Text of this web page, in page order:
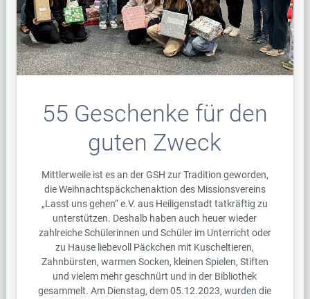
55 Geschenke für den
guten Zweck
Mittlerweile ist es an der GSH zur Tradition geworden,
die Weihnachtspäckchenaktion des Missionsvereins
„Lasst uns gehen“ e.V. aus Heiligenstadt tatkräftig zu
unterstützen. Deshalb haben auch heuer wieder
zahlreiche Schülerinnen und Schüler im Unterricht oder
zu Hause liebevoll Päckchen mit Kuscheltieren,
Zahnbürsten, warmen Socken, kleinen Spielen, Stiften
und vielem mehr geschnürt und in der Bibliothek
gesammelt. Am Dienstag, dem 05.12.2023, wurden die